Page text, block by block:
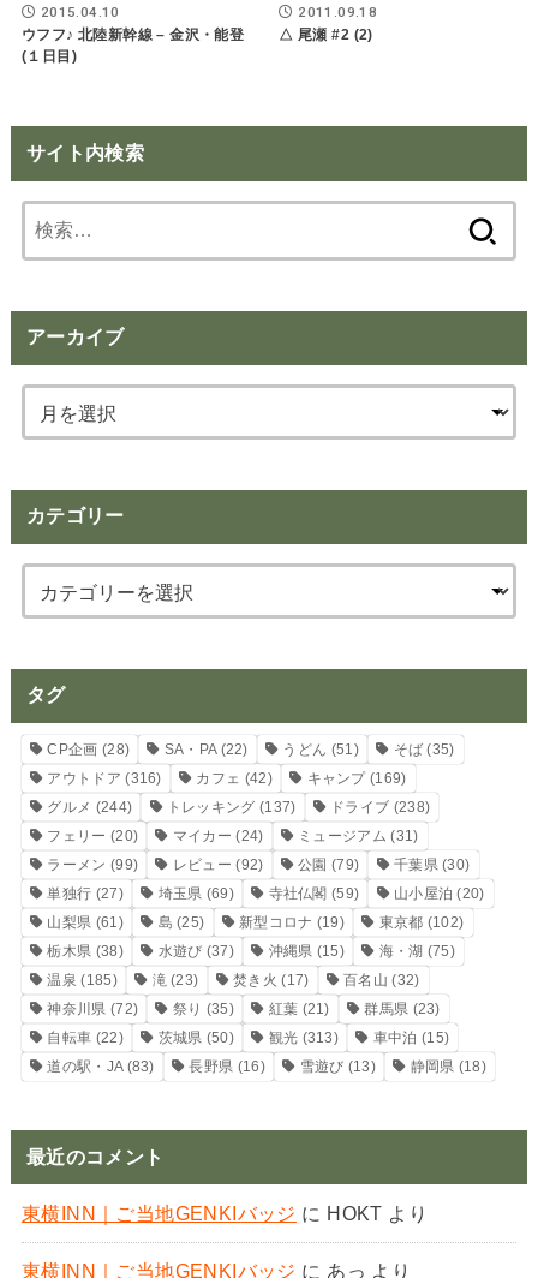
2015.04.10
ウフフ♪ 北陸新幹線 – 金沢・能登
(１日目)
2011.09.18
△ 尾瀬 #2 (2)
サイト内検索
索:
アーカイブ
カテゴリー
タグ
CP企画 (28) SA・PA(22) うどん (51) そば (35)
アウトドア (316) カフェ (42) キャンプ(169)
グルメ (244) トレッキング (137) ドライブ (238)
フェリー (20) マイカー (24) ミュージアム (31)
ラーメン (99) レビュー (92) 公園 (79) 千葉県(30)
単独行 (27) 埼玉県 (69) 寺社仏閣 (59) 山小屋泊 (20)
山梨県 (61) 島 (25) 新型コロナ (19) 東京都 (102)
栃木県 (38) 水遊び (37) 沖縄県 (15) 海・湖 (75)
温泉 (185) 滝(23) 焚き火 (17) 百名山 (32)
神奈川県 (72) 祭り (35) 紅葉 (21) 群馬県 (23)
自転車 (22) 茨城県 (50) 観光 (313) 車中泊 (15)
道の駅・JA(83) 長野県 (16) 雪遊び (13) 静岡県 (18)
最近のコメント
東横INN｜ご当地GENKIバッジ に HOKT より
東横INN｜ご当地GENKIバッジ に あっ より